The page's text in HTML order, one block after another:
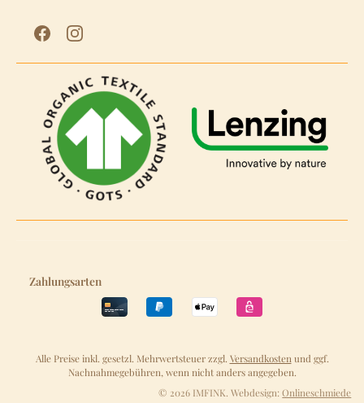
Zahlungsarten
Alle Preise inkl. gesetzl. Mehrwertsteuer zzgl. Versandkosten und ggf.
Nachnahmegebühren, wenn nicht anders angegeben.
© 2026 IMFINK. Webdesign:Onlineschmiede